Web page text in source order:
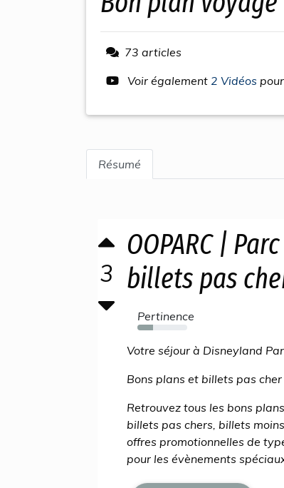
73 articles
Voir également 2 Vidéos
Résumé
3
OOPARC |
billets pas
Pertinence
32%
Votre séjour à Disneyland
Bons plans et billets pas cher
Retrouvez tous les bons
billets pas chers, billets
offres promotionnelles de
pour les évènements